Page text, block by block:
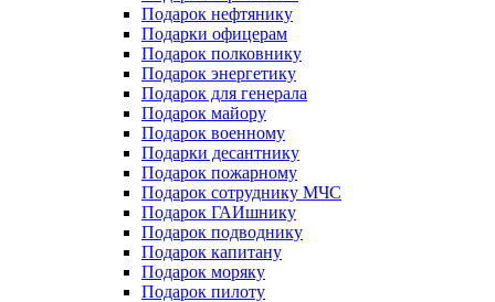
Подарок нефтянику
Подарки офицерам
Подарок полковнику
Подарок энергетику
Подарок для генерала
Подарок майору
Подарок военному
Подарки десантнику
Подарок пожарному
Подарок сотруднику МЧС
Подарок ГАИшнику
Подарок подводнику
Подарок капитану
Подарок моряку
Подарок пилоту